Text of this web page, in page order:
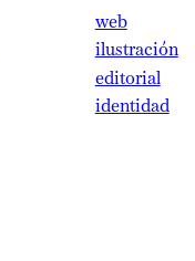
web
ilustración
editorial
identidad